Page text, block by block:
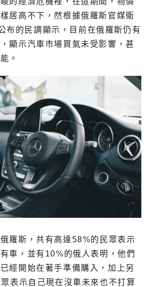
居高不下，然根據俄羅斯官媒衛
布的民調顯示，目前在俄羅斯仍有
顯示汽車市場買氣未受影響，甚
。
羅斯，共有高達58%的民眾表示
車，並有10%的俄人表明，他們
經開始在著手準備購入，加上另
表示自己現在沒車未來也不打算